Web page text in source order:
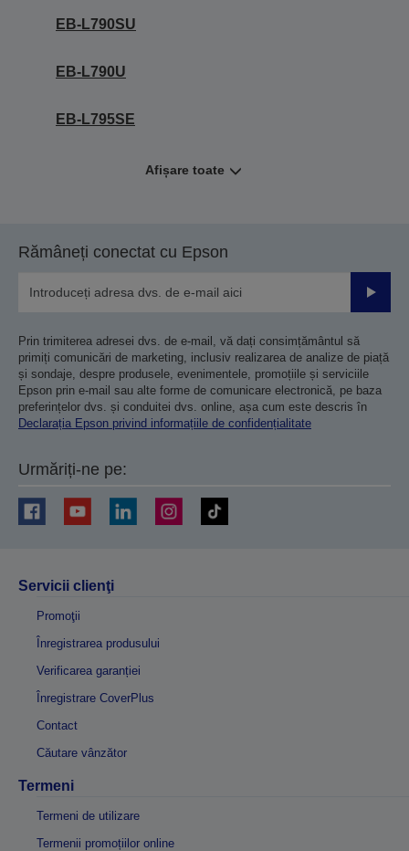
EB-L790SU
EB-L790U
EB-L795SE
Afișare toate
Rămâneți conectat cu Epson
Prin trimiterea adresei dvs. de e-mail, vă dați consimțământul să
primiți comunicări de marketing, inclusiv realizarea de analize de piață
și sondaje, despre produsele, evenimentele, promoțiile și serviciile
Epson prin e-mail sau alte forme de comunicare electronică, pe baza
preferințelor dvs. și conduitei dvs. online, așa cum este descris în
Declarația Epson privind informațiile de confidențialitate
Urmăriți-ne pe:
Servicii clienţi
Promoţii
Înregistrarea produsului
Verificarea garanției
Înregistrare CoverPlus
Contact
Căutare vânzător
Termeni
Termeni de utilizare
Termenii promoțiilor online